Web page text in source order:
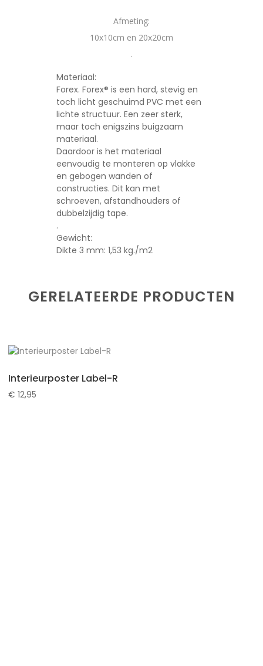
Afmeting:
10x10cm en 20x20cm
.
Materiaal:
Forex. Forex® is een hard, stevig en
toch licht geschuimd PVC met een
lichte structuur. Een zeer sterk,
maar toch enigszins buigzaam
materiaal.
Daardoor is het materiaal
eenvoudig te monteren op vlakke
en gebogen wanden of
constructies. Dit kan met
schroeven, afstandhouders of
dubbelzijdig tape.
.
Gewicht:
Dikte 3 mm: 1,53 kg./m2
GERELATEERDE PRODUCTEN
Interieurposter Label-R
€ 12,95